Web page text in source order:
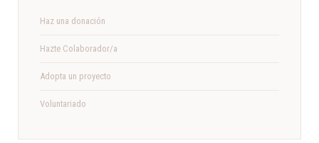
Haz una donación
Hazte Colaborador/a
Adopta un proyecto
Voluntariado